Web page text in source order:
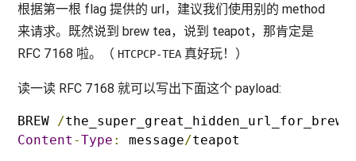
根据第一根 flag 提供的 url，建议我们使用别的 method
来请求。既然说到 brew tea，说到 teapot，那肯定是
RFC 7168 啦。（ HTCPCP-TEA 真好玩！）
读一读 RFC 7168 就可以写出下面这个 payload:
BREW /
Content -Type : message/teapot